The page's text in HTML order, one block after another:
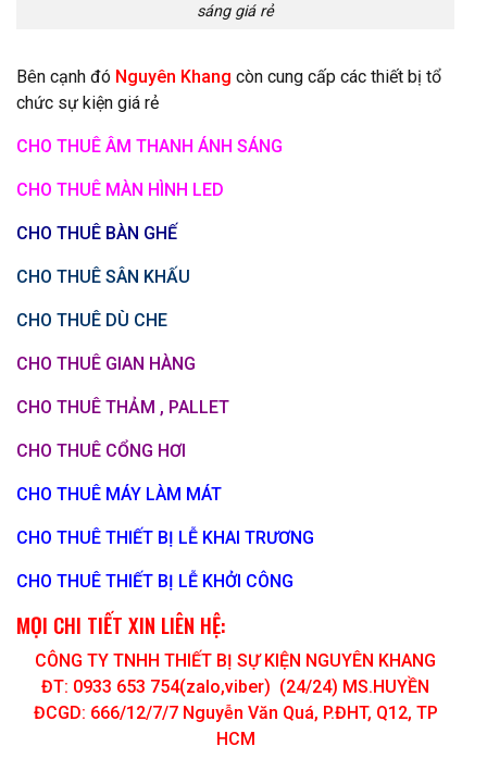
sáng giá rẻ
Bên cạnh đó Nguyên Khang còn cung cấp các thiết bị tổ
chức sự kiện giá rẻ
CHO THUÊ ÂM THANH ÁNH SÁNG
CHO THUÊ MÀN HÌNH LED
CHO THUÊ BÀN GHẾ
CHO THUÊ SÂN KHẤU
CHO THUÊ DÙ CHE
CHO THUÊ GIAN HÀNG
CHO THUÊ THẢM , PALLET
CHO THUÊ CỔNG HƠI
CHO THUÊ MÁY LÀM MÁT
CHO THUÊ THIẾT BỊ LỄ KHAI TRƯƠNG
CHO THUÊ THIẾT BỊ LỄ KHỞI CÔNG
MỌI CHI TIẾT XIN LIÊN HỆ:
CÔNG TY TNHH THIẾT BỊ SỰ KIỆN NGUYÊN KHANG
ĐT: 0933 653 754(zalo,viber) (24/24) MS.HUYỀN
ĐCGD: 666/12/7/7 Nguyễn Văn Quá, P.ĐHT, Q12, TP
HCM